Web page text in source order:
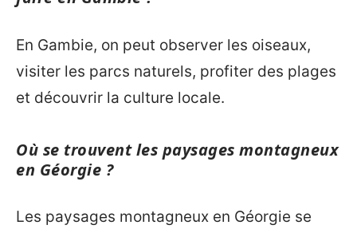
En Gambie, on peut observer les oiseaux,
visiter les parcs naturels, profiter des plages
et découvrir la culture locale.
Où se trouvent les paysages montagneux
en Géorgie ?
Les paysages montagneux en Géorgie se